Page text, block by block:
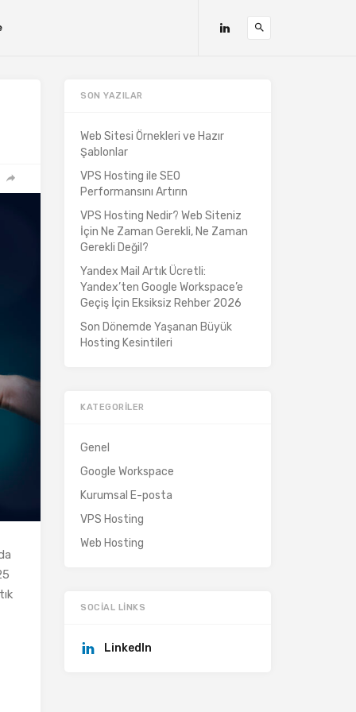
SON YAZILAR
Web Sitesi Örnekleri ve Hazır
Şablonlar
VPS Hosting ile SEO
Performansını Artırın
VPS Hosting Nedir? Web Siteniz
İçin Ne Zaman Gerekli, Ne Zaman
Gerekli Değil?
Yandex Mail Artık Ücretli:
Yandex’ten Google Workspace’e
Geçiş İçin Eksiksiz Rehber 2026
Son Dönemde Yaşanan Büyük
Hosting Kesintileri
KATEGORILER
Genel
Google Workspace
Kurumsal E-posta
VPS Hosting
Web Hosting
SOCIAL LINKS
LinkedIn